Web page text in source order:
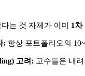
는 것 자체가 이미 1차
: 항상 포트폴리오의
고려: 고수들은 내